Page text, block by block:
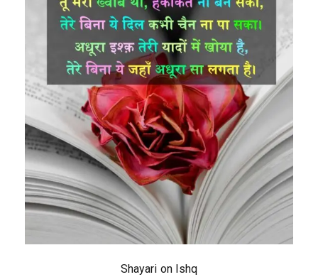
Shayari on Ishq